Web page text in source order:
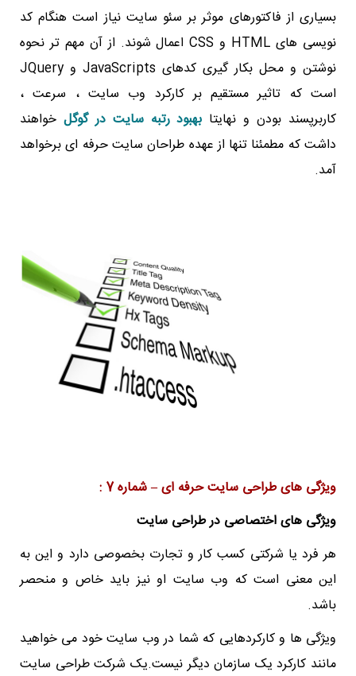
بسیاری از فاکتورهای موثر بر سئو سایت نیاز است هنگام کد
نویسی های HTML و CSS اعمال شوند. از آن مهم تر نحوه
نوشتن و محل بکار گیری کدهای JavaScripts و JQuery
است که تاثیر مستقیم بر کارکرد وب سایت ، سرعت ،
کاربرپسند بودن و نهایتا بهبود رتبه سایت در گوگل خواهند
داشت که مطمئنا تنها از عهده طراحان سایت حرفه ای برخواهد
آمد.
ویژگی های طراحی سایت حرفه ای – شماره 7 :
ویژگی های اختصاصی در طراحی سایت
هر فرد یا شرکتی کسب کار و تجارت بخصوصی دارد و این به
این معنی است که وب سایت او نیز باید خاص و منحصر
باشد.
ویژگی ها و کارکردهایی که شما در وب سایت خود می خواهید
مانند کارکرد یک سازمان دیگر نیست.یک شرکت طراحی سایت